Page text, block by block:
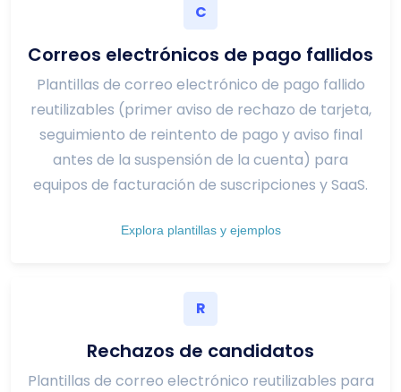
C
Correos electrónicos de pago fallidos
Plantillas de correo electrónico de pago fallido
reutilizables (primer aviso de rechazo de tarjeta,
seguimiento de reintento de pago y aviso final
antes de la suspensión de la cuenta) para
equipos de facturación de suscripciones y SaaS.
Explora plantillas y ejemplos
R
Rechazos de candidatos
Plantillas de correo electrónico reutilizables para